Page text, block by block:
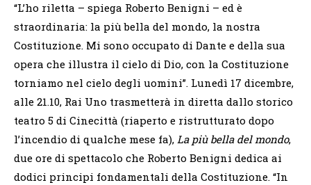
“L’ho riletta – spiega Roberto Benigni – ed è
straordinaria: la più bella del mondo, la nostra
Costituzione. Mi sono occupato di Dante e della sua
opera che illustra il cielo di Dio, con la Costituzione
torniamo nel cielo degli uomini”. Lunedì 17 dicembre,
alle 21.10, Rai Uno trasmetterà in diretta dallo storico
teatro 5 di Cinecittà (riaperto e ristrutturato dopo
l’incendio di qualche mese fa), La più bella del mondo,
due ore di spettacolo che Roberto Benigni dedica ai
dodici principi fondamentali della Costituzione. “In